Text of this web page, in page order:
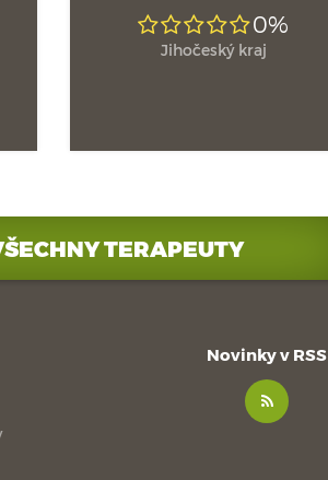
0%
Jihočeský kraj
TERAPEUTY
Novinky v RSS